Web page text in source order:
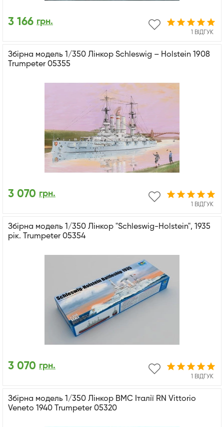
1 ВІДГУК
3 166 грн.
Збірна модель 1/350 Лінкор Schleswig – Holstein 1908
Trumpeter 05355
1 ВІДГУК
3 070 грн.
Збірна модель 1/350 Лінкор "Schleswig-Holstein", 1935
рік. Trumpeter 05354
1 ВІДГУК
3 070 грн.
Збірна модель 1/350 Лінкор ВМС Італії RN Vittorio
Veneto 1940 Trumpeter 05320